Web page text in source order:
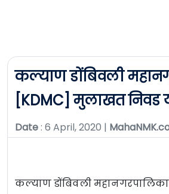
कल्याण डोंबिवली
[KDMC] मुलाखत निवड
Date: 6 April, 2020 |
कल्याण डोंबिवली महानगरपालिका